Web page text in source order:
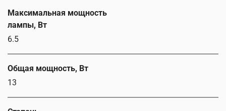
Максимальная мощность
лампы, Вт
6.5
Общая мощность, Вт
13